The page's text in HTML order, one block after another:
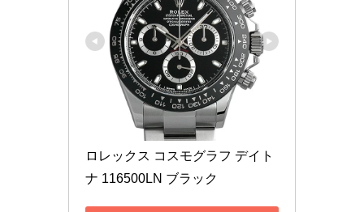
ロレックス コスモグラフ デイト
ナ 116500LN ブラック